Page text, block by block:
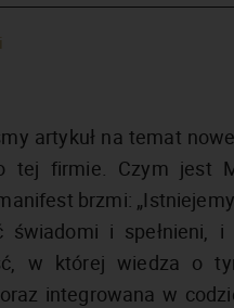
artykuł na temat
tej firmie. Czym jest
brzmi:
świadomi i spełnieni,
w której wiedza o
integrowana w